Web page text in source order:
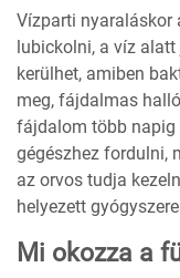
Vízparti nyaraláskor
lubickolni, a víz
kerülhet, amiben
meg, fájdalmas
fájdalom több napig
gégészhez fordulni,
az orvos tudja
helyezett
Mi okozza a